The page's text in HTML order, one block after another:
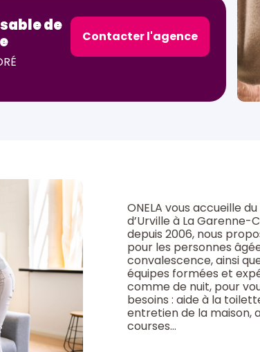
de
Contacter l'agence
ONELA vous accueille
d’Urville à La Garenne-
depuis 2006, nous
pour les personnes
convalescence, ainsi
équipes formées et
comme de nuit, pour
besoins : aide à la
entretien de la maison,
courses…